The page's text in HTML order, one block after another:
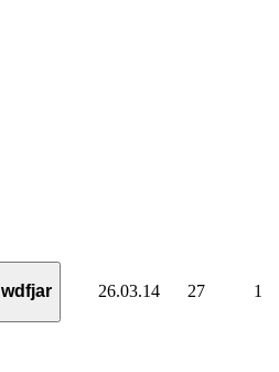
wdfjar 26.03.14 27 1